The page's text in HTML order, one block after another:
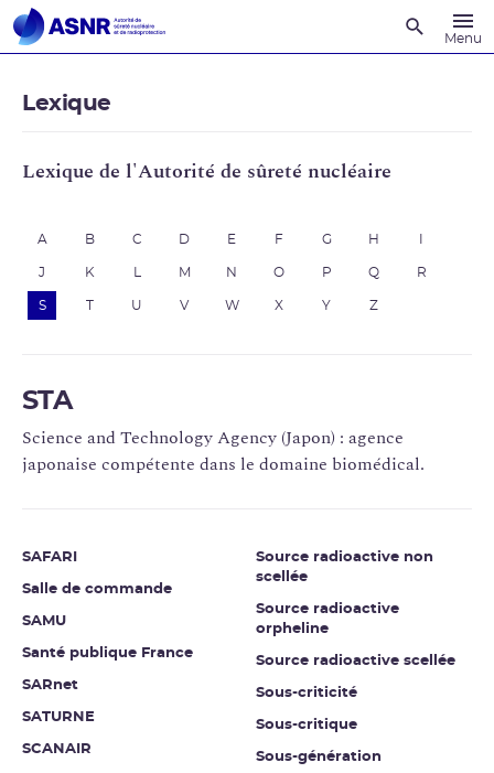
Menu
Lexique
Lexique de l'Autorité de sûreté nucléaire
A B C D E F G H
J K M N O P Q R
S U V W X Y Z
STA
Science and Technology Agency (Japon) : agence
japonaise compétente dans le domaine biomédical.
SAFARI
Salle de commande
SAMU
Santé publique France
SARnet
SATURNE
SCANAIR
Source radioactive non
scellée
Source radioactive
orpheline
Source radioactive scellée
Sous-criticité
Sous-critique
Sous-génération